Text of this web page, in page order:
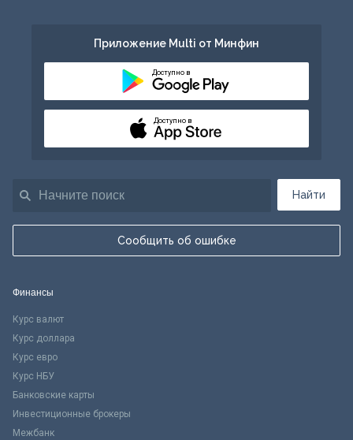
Найти
Сообщить об ошибке
Приложение Multi от Минфин
Доступно в
Доступно в
Финансы
Курс валют
Курс доллара
Курс евро
Курс НБУ
Банковские карты
Инвестиционные брокеры
Межбанк